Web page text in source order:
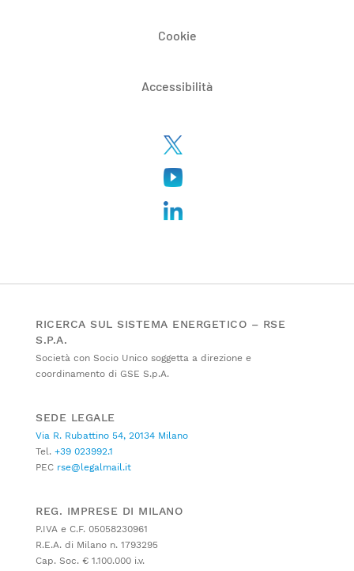
Cookie
Accessibilità
RICERCA SUL SISTEMA ENERGETICO – RSE
S.P.A.
Società con Socio Unico soggetta a direzione e
coordinamento di GSE S.p.A.
SEDE LEGALE
Via R. Rubattino 54, 20134 Milano
Tel. +39 023992.1
PEC rse@legalmail.it
REG. IMPRESE DI MILANO
P.IVA e C.F. 05058230961
R.E.A. di Milano n. 1793295
Cap. Soc. € 1.100.000 i.v.